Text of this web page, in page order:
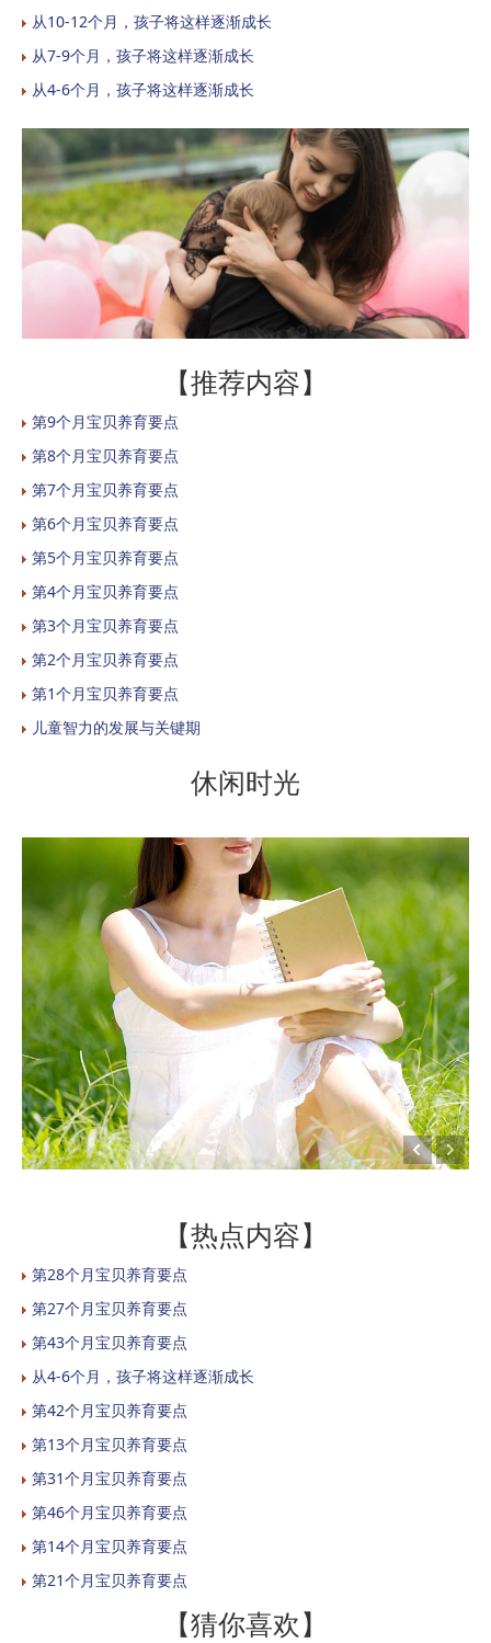
从10-12个月，孩子将这样逐渐成长
从7-9个月，孩子将这样逐渐成长
从4-6个月，孩子将这样逐渐成长
【推荐内容】
第9个月宝贝养育要点
第8个月宝贝养育要点
第7个月宝贝养育要点
第6个月宝贝养育要点
第5个月宝贝养育要点
第4个月宝贝养育要点
第3个月宝贝养育要点
第2个月宝贝养育要点
第1个月宝贝养育要点
儿童智力的发展与关键期
休闲时光
【热点内容】
第28个月宝贝养育要点
第27个月宝贝养育要点
第43个月宝贝养育要点
从4-6个月，孩子将这样逐渐成长
第42个月宝贝养育要点
第13个月宝贝养育要点
第31个月宝贝养育要点
第46个月宝贝养育要点
第14个月宝贝养育要点
第21个月宝贝养育要点
【猜你喜欢】